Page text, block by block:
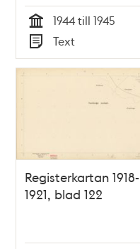
Tid
1944 till 1945
Typ
Text
Registerkartan 1918-
1921, blad 122